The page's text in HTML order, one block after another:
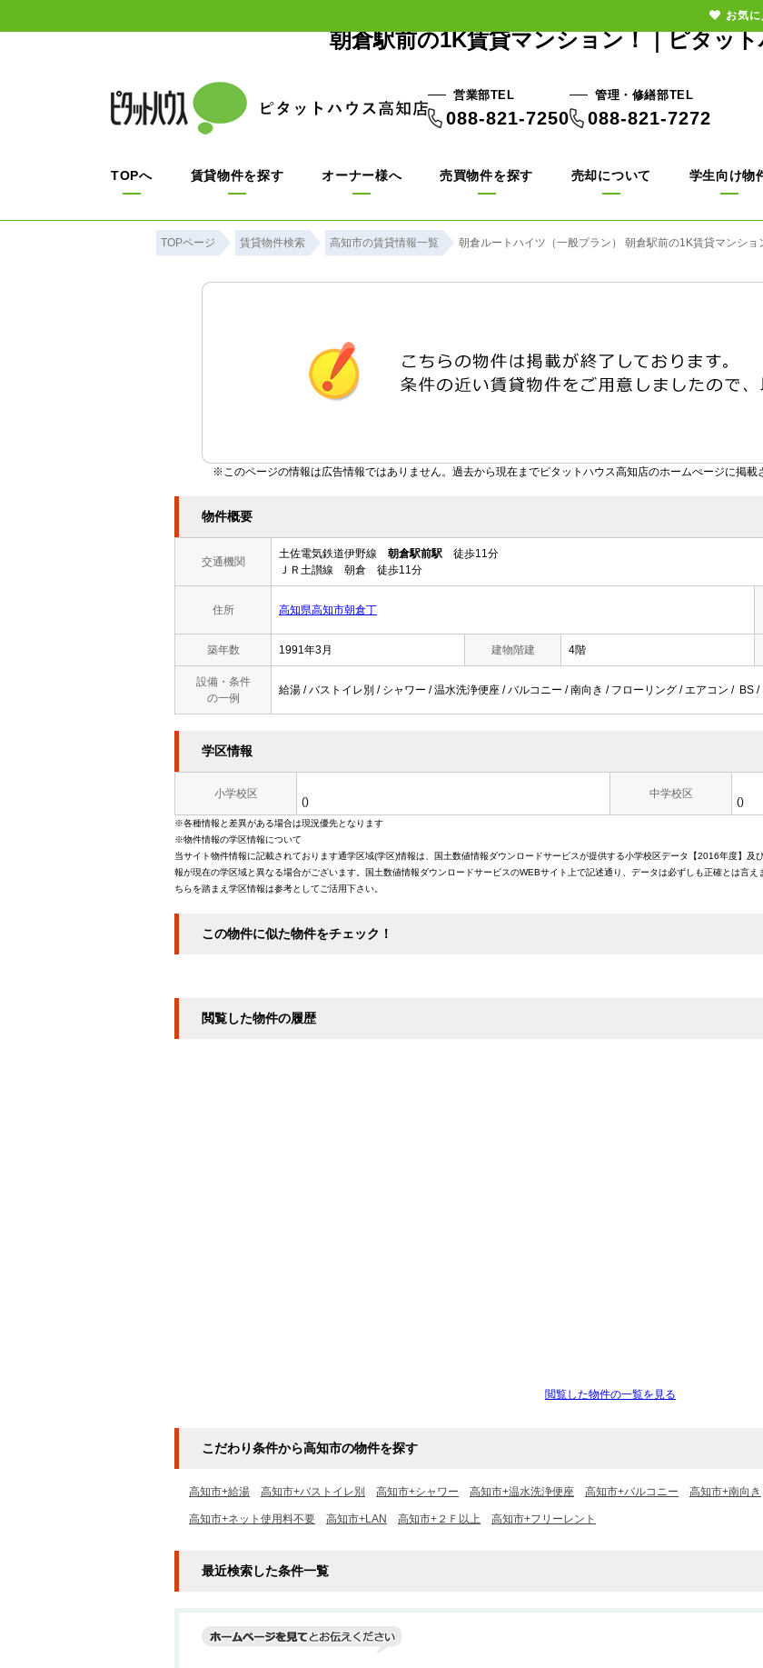
朝倉駅前の1K賃貸マンション！｜ピタッ
営業部TEL
088-821-7250
管理・修繕部TEL
088-821-7272
TOPへ 賃貸物件を探す オーナー様へ 売買物件を探す 売却について 学生向け物
TOPページ 賃貸物件検索 高知市の賃貸情報一覧 朝倉ルートハイツ（一般プラン） 朝倉駅前の1K賃貸マンショ
※このページの情報は広告情報ではありません。過去から現在までピタットハウス高知店のホームぺージに掲載
物件概要
交通機関
土佐電気鉄道伊野線 朝倉駅前駅 徒歩11分
ＪＲ土讃線 朝倉 徒歩11分
住所 高知県高知市朝倉丁
築年数 1991年3月 建物階建 4階
設備・条件
の一例
給湯 / バストイレ別 / シャワー / 温水洗浄便座 / バルコニー / 南向き / フローリング / エアコン / BS
学区情報
小学校区
()
中学校区
()
※各種情報と差異がある場合は現況優先となります
※物件情報の学区情報について
当サイト物件情報に記載されております通学区域(学区)情報は、国土数値情報ダウンロードサービスが提供する小学校区データ【2016年度】
報が現在の学区域と異なる場合がございます。国土数値情報ダウンロードサービスのWEBサイト上で記述通り、データは必ずしも正確とは言
ちらを踏まえ学区情報は参考としてご活用下さい。
この物件に似た物件をチェック！
閲覧した物件の履歴
閲覧した物件の一覧を見る
こだわり条件から高知市の物件を探す
高知市+給湯 高知市+バストイレ別 高知市+シャワー 高知市+温水洗浄便座 高知市+バルコニー 高知市+南向き
高知市+ネット使用料不要 高知市+LAN 高知市+２Ｆ以上 高知市+フリーレント
最近検索した条件一覧
お気に